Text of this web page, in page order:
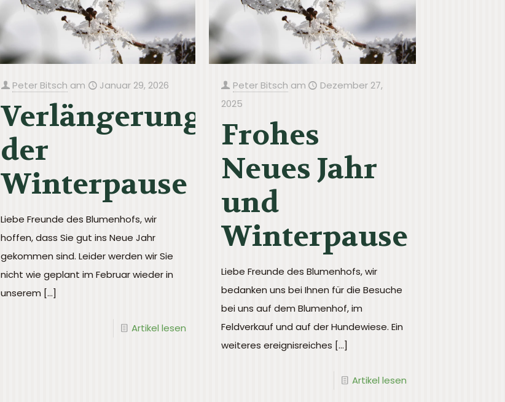
Peter Bitsch am Januar 29, 2026
Verlängerung
der
Winterpause
Liebe Freunde des Blumenhofs, wir
hoffen, dass Sie gut ins Neue Jahr
gekommen sind. Leider werden wir Sie
nicht wie geplant im Februar wieder in
unserem […]
Artikel lesen
Peter Bitsch am
Dezember 27,
2025
Frohes
Neues Jahr
und
Winterpause
Liebe Freunde des Blumenhofs, wir
bedanken uns bei Ihnen für die Besuche
bei uns auf dem Blumenhof, im
Feldverkauf und auf der Hundewiese. Ein
weiteres ereignisreiches […]
Artikel lesen